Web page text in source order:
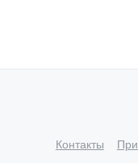
Контакты